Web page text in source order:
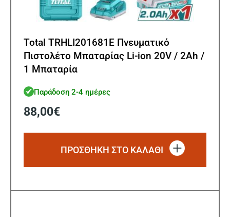
Total TRHLI201681E Πνευματικό
Πιστολέτο Μπαταρίας Li-ion 20V / 2Ah /
1 Μπαταρία
Παράδοση 2-4 ημέρες
88,00€
ΠΡΟΣΘΗΚΗ ΣΤΟ ΚΑΛΑΘΙ